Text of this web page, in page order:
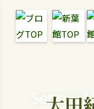
Senryu